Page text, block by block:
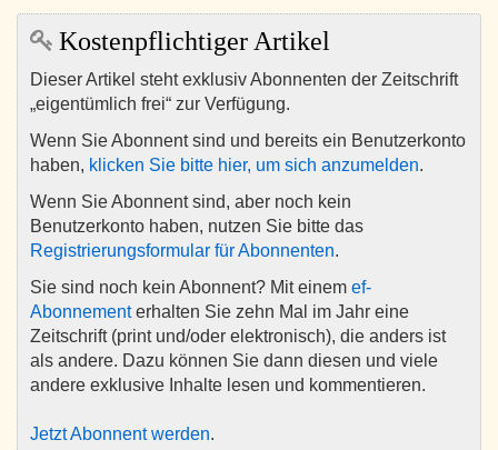
Kostenpflichtiger Artikel
Dieser Artikel steht exklusiv Abonnenten der Zeitschrift
„eigentümlich frei“ zur Verfügung.
Wenn Sie Abonnent sind und bereits ein Benutzerkonto
haben, klicken Sie bitte hier, um sich anzumelden.
Wenn Sie Abonnent sind, aber noch kein
Benutzerkonto haben, nutzen Sie bitte das
Registrierungsformular für Abonnenten.
Sie sind noch kein Abonnent? Mit einem ef-
Abonnementerhalten Sie zehn Mal im Jahr eine
Zeitschrift (print und/oder elektronisch), die anders ist
als andere. Dazu können Sie dann diesen und viele
andere exklusive Inhalte lesen und kommentieren.
Jetzt Abonnent werden.